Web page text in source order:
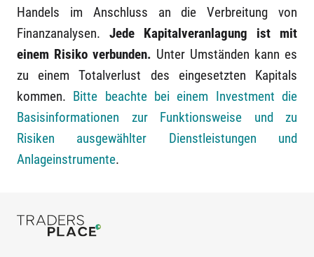
Handels im Anschluss an die Verbreitung von
Finanzanalysen. Jede Kapitalveranlagung ist mit
einem Risiko verbunden. Unter Umständen kann es
zu einem Totalverlust des eingesetzten Kapitals
kommen. Bitte beachte bei einem Investment die
Basisinformationen zur Funktionsweise und zu
Risiken ausgewählter Dienstleistungen und
Anlageinstrumente.